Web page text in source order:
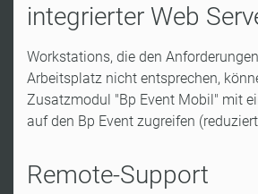
integrierter Web
Workstations, die den
Arbeitsplatz nicht entsprechen,
Zusatzmodul "Bp Event Mobil" mit
auf den Bp Event zugreifen
Remote-Support